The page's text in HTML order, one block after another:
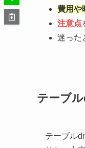
費用や
注意点
迷った
テーブ
テーブル